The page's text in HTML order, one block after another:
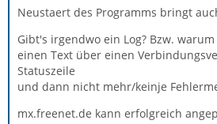
Neustaert des Programms bringt
Gibt's irgendwo ein Log? Bzw.
einen Text über einen
Statuszeile
und dann nicht mehr/keinje
mx.freenet.de kann erfolgreich